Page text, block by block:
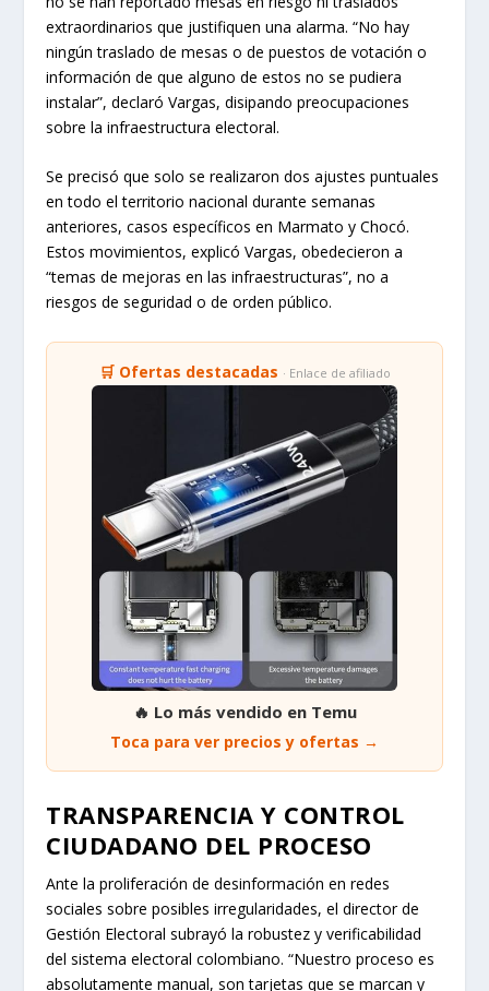
extraordinarios que justifiquen una alarma. “No hay
ningún traslado de mesas o de puestos de votación o
información de que alguno de estos no se pudiera
instalar”, declaró Vargas, disipando preocupaciones
sobre la infraestructura electoral.
Se precisó que solo se realizaron dos ajustes puntuales
en todo el territorio nacional durante semanas
anteriores, casos específicos en Marmato y Chocó.
Estos movimientos, explicó Vargas, obedecieron a
“temas de mejoras en las infraestructuras”, no a
riesgos de seguridad o de orden público.
🛒 Ofertas destacadas · Enlace de afiliado
🔥 Lo más vendido en Temu
Toca para ver precios y ofertas →
TRANSPARENCIA Y CONTROL
CIUDADANO DEL PROCESO
Ante la proliferación de desinformación en redes
sociales sobre posibles irregularidades, el director de
Gestión Electoral subrayó la robustez y verificabilidad
del sistema electoral colombiano. “Nuestro proceso es
absolutamente manual, son tarjetas que se marcan y